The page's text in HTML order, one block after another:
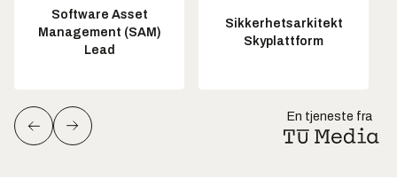
Software Asset
Management (SAM)
Lead
Sikkerhetsarkitekt
Skyplattform
En tjeneste fra